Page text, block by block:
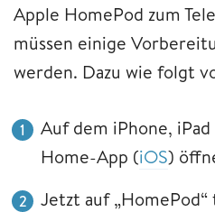
Apple HomePod zum
müssen einige
werden. Dazu wie folgt
Auf dem iPhone,
Home-App (iOS)
Jetzt auf